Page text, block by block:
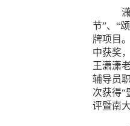
节”、“
牌项目
中获奖
王潇潇
辅导员
次获得“
评暨南